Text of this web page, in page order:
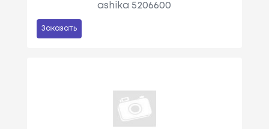
ashika 5206600
Заказать